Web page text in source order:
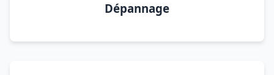
Dépannage